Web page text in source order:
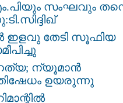
സംഘവും
ഇളവു തേടി സൂഫിയ
ന്യൂമാന്‍
ഉയരുന്നു